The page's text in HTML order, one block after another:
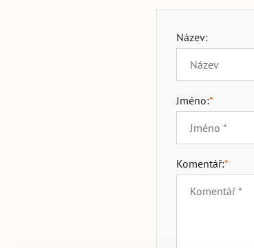
Název:
Jméno:*
Komentář:*